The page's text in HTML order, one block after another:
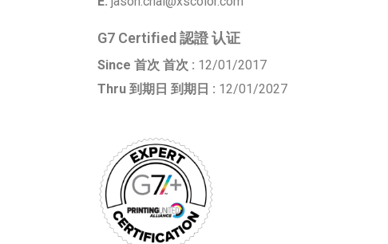
G7 Certified 認證 认证
Since 首次 首次 : 12/01/2017
Thru 到期日 到期日 : 12/01/2027